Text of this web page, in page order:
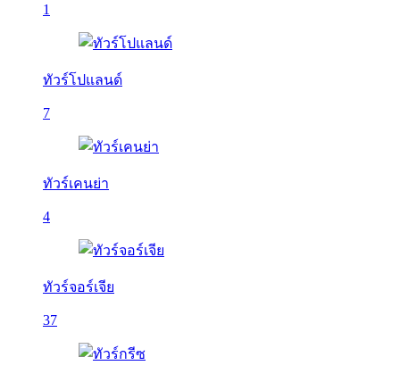
1
ทัวร์โปแลนด์
7
ทัวร์เคนย่า
4
ทัวร์จอร์เจีย
37